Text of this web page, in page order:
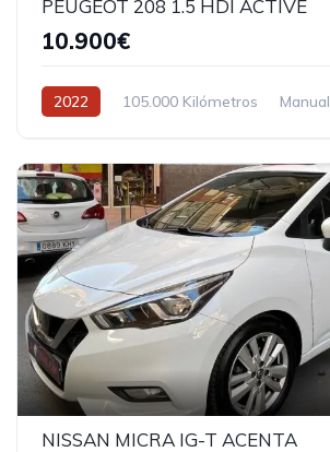
PEUGEOT 208 1.5 HDI ACTIVE
10.900€
2022 105.000 Kilómetros Manual
NISSAN MICRA IG-T ACENTA